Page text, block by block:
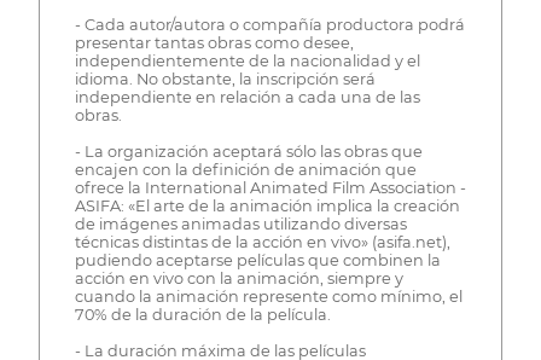
- Cada autor/autora o compañía productora podrá
presentar tantas obras como desee,
independientemente de la nacionalidad y el
idioma. No obstante, la inscripción será
independiente en relación a cada una de las
obras.
- La organización aceptará sólo las obras que
encajen con la definición de animación que
ofrece la International Animated Film Association -
ASIFA: «El arte de la animación implica la creación
de imágenes animadas utilizando diversas
técnicas distintas de la acción en vivo» (asifa.net),
pudiendo aceptarse películas que combinen la
acción en vivo con la animación, siempre y
cuando la animación represente como mínimo, el
70% de la duración de la película.
- La duración máxima de las películas